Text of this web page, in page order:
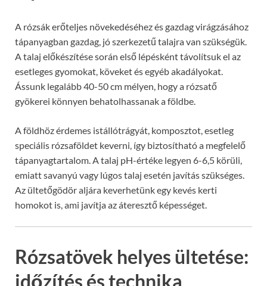
A rózsák erőteljes növekedéséhez és gazdag virágzásához
tápanyagban gazdag, jó szerkezetű talajra van szükségük.
A talaj előkészítése során első lépésként távolítsuk el az
esetleges gyomokat, köveket és egyéb akadályokat.
Ássunk legalább 40-50 cm mélyen, hogy a rózsatő
gyökerei könnyen behatolhassanak a földbe.
A földhöz érdemes istállótrágyát, komposztot, esetleg
speciális rózsaföldet keverni, így biztosítható a megfelelő
tápanyagtartalom. A talaj pH-értéke legyen 6-6,5 körüli,
emiatt savanyú vagy lúgos talaj esetén javítás szükséges.
Az ültetőgödör aljára keverhetünk egy kevés kerti
homokot is, ami javítja az áteresztő képességet.
Rózsatövek helyes ültetése:
időzítés és technika